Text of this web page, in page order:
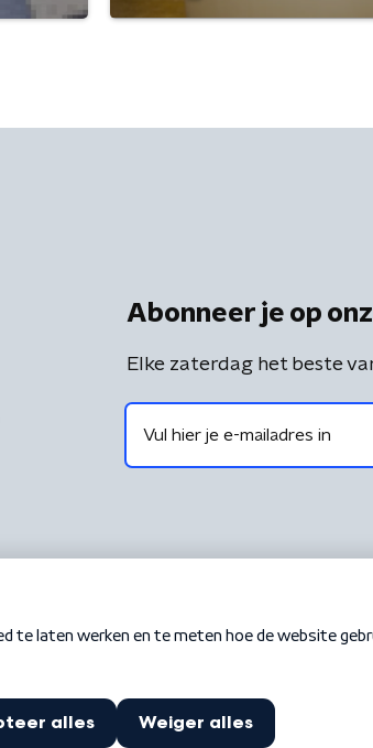
Abonneer je op
Elke zaterdag het beste